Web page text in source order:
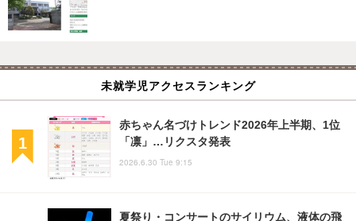
未就学児アクセスランキング
赤ちゃん名づけトレンド2026年上半期、1位
「凛」…リクスタ発表
2026.6.30 Tue 9:15
夏祭り・コンサートのサイリウム、液体の飛